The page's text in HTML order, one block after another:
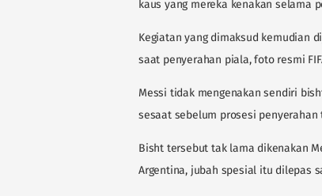
kaus yang mereka kenakan selama
Kegiatan yang dimaksud kemudian
saat penyerahan piala, foto resmi
Messi tidak mengenakan sendiri
sesaat sebelum prosesi penyerahan
Bisht tersebut tak lama dikenakan
Argentina, jubah spesial itu dilepas